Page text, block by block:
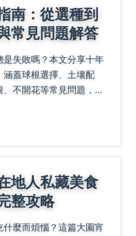
南：從選種到
常見問題解答
失敗嗎？本文分享十年
蓋球根選擇、土壤配
不開花等常見問題，讓
地人私藏美食
整攻略
麼而煩惱？這篇大園宵